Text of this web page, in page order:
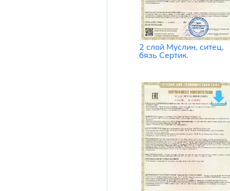
2 слой Муслин, ситец,
бязь Сертик.